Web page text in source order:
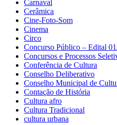
Carnaval
Cerâmica
Cine-Foto-Som
Cinema
Circo
Concurso Público – Edital
Concursos e Processos
Conferência de Cultura
Conselho Deliberativo
Conselho Municipal de
Contação de História
Cultura afro
Cultura Tradicional
cultura urbana